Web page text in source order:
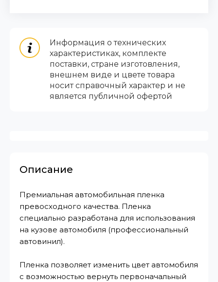
Информация о технических
характеристиках, комплекте
поставки, стране изготовления,
внешнем виде и цвете товара
носит справочный характер и не
является публичной офертой
Описание
Премиальная автомобильная пленка
превосходного качества. Пленка
специально разработана для использования
на кузове автомобиля (профессиональный
автовинил).
Пленка позволяет изменить цвет автомобиля
с возможностью вернуть первоначальный